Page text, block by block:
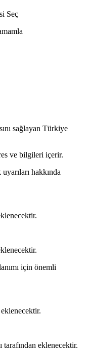
Seç
sağlayan Türkiye
ve bilgileri içerir.
hakkında
için önemli
eklenecektir.
tarafından eklenecektir.